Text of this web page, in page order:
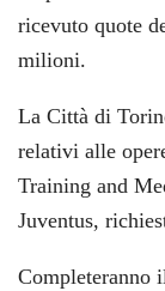
ricevuto quote
milioni.
La Città di
relativi alle
Training and
Juventus,
Completeranno